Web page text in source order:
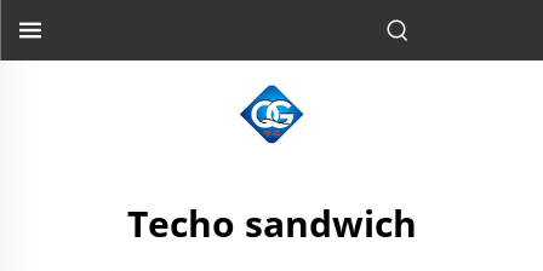
Techo sandwich